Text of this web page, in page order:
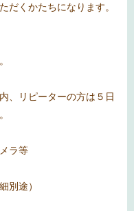
だくかたちになります。
、リピーターの方は５日
ラ等
別途）